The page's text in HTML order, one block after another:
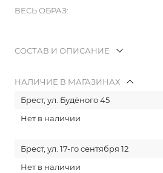
ВЕСЬ ОБРАЗ:
СОСТАВ И ОПИСАНИЕ
НАЛИЧИЕ В МАГАЗИНАХ
Брест, ул. Будёного 45
Нет в наличии
Брест, ул. 17-го сентября 12
Нет в наличии